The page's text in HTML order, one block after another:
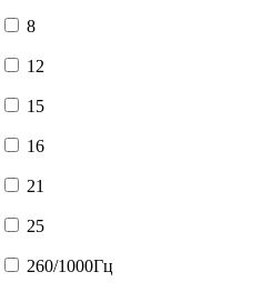
8
12
15
16
21
25
260/1000Гц